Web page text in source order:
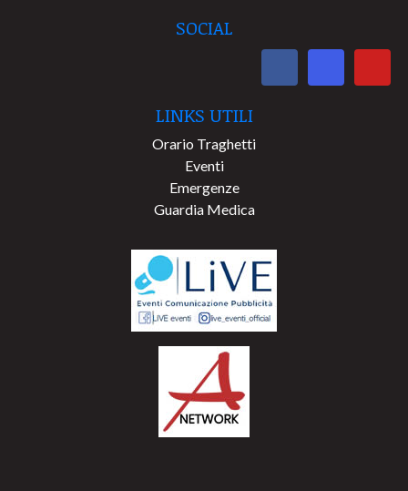
SOCIAL
LINKS UTILI
Orario Traghetti
Eventi
Emergenze
Guardia Medica